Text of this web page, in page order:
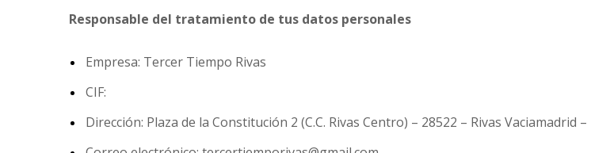
Responsable del tratamiento de tus datos personales
Empresa: Tercer Tiempo Rivas
CIF:
Dirección: Plaza de la Constitución 2 (C.C. Rivas Centro) – 28522 – Rivas Vaciamadrid